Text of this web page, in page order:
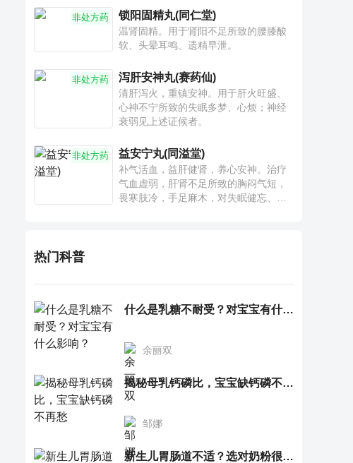
非处方药 锁阳固精丸(同仁堂)
温肾固精。用于肾阳不足所致的腰膝酸
软、头晕耳鸣、遗精早泄。
非处方药 泻肝安神丸(赛药仙)
清肝泻火，重镇安神。用于肝火旺盛、
心神不宁所致的失眠多梦、心烦；神经
衰弱见上述证候者。
非处方药 益安宁丸(同溢堂)
补气活血，益肝健肾，养心安神。治疗
气血虚弱，肝肾不足所致的胸闷气短，
畏寒肢冷，手足麻木，对失眠健忘、神
热门科普
什么是乳糖不耐受？对宝宝有什么影响？
余丽双
揭秘母乳钙磷比，宝宝缺钙磷不再愁
邹娜
新生儿胃肠道不适？选对奶粉很重要！